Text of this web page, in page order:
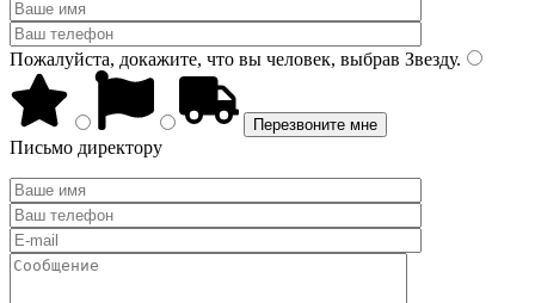
Пожалуйста, докажите, что вы человек, выбрав Звезду.
Письмо директору